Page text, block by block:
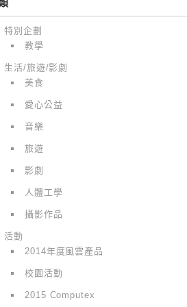
特別企劃
教學
生活/旅遊/影劇
美食
愛心公益
音樂
旅遊
影劇
人體工學
攝影作品
活動
2014年度風雲產品
校園活動
2015 Computex